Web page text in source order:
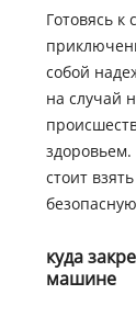
Готовясь
собой
на случай
стоит
куда
машине